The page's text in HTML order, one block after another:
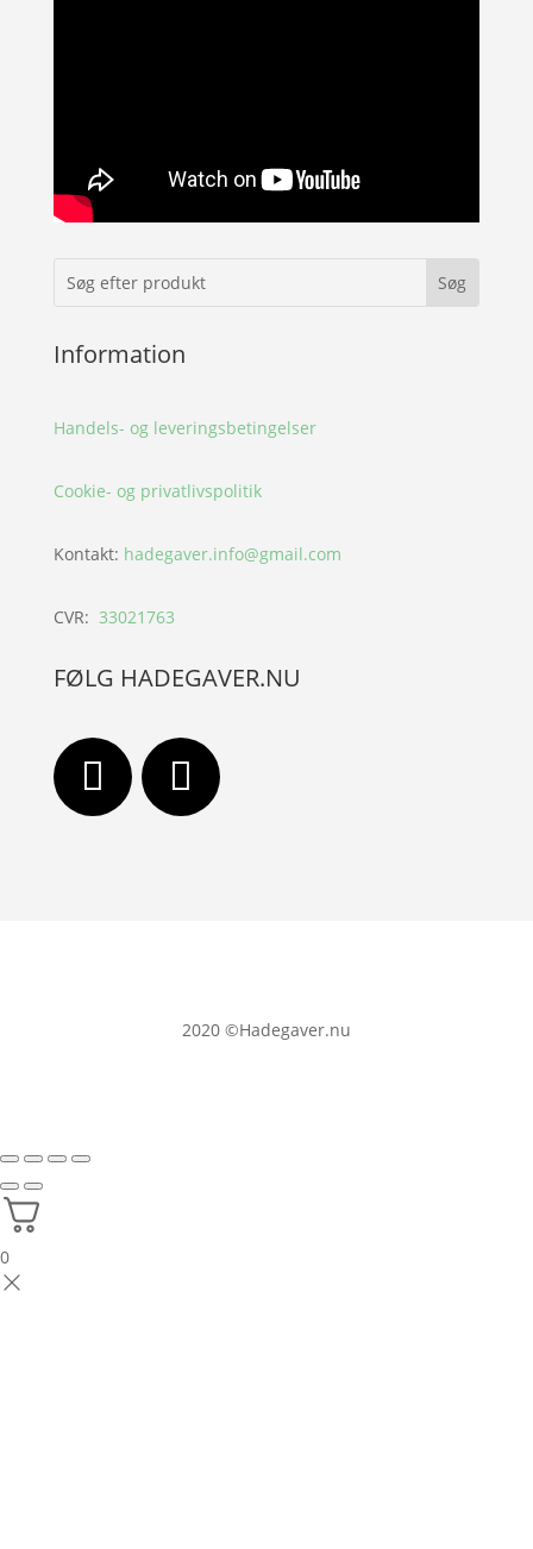
Information
Handels- og leveringsbetingelser
Cookie- og privatlivspolitik
Kontakt: hadegaver.info@gmail.com
CVR: 33021763
FØLG HADEGAVER.NU
2020 ©Hadegaver.nu
0